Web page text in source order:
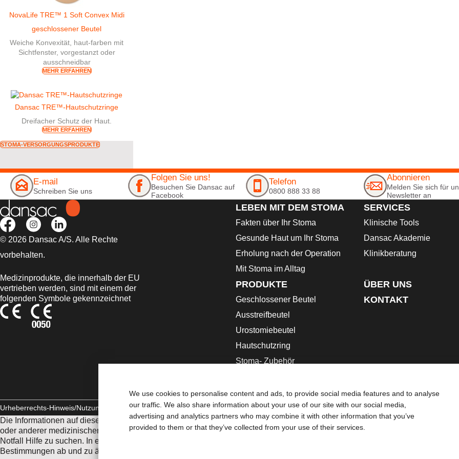
We use cookies to personalise content and ads, to provide social media features and to analyse
our traffic. We also share information about your use of our site with our social media,
advertising and analytics partners who may combine it with other information that you’ve
provided to them or that they’ve collected from your use of their services.
NovaLife TRE™ 1 Soft Convex Midi
geschlossener Beutel
Weiche Konvexität, haut-farben mit
Sichtfenster, vorgestanzt oder
ausschneidbar
MEHR ERFAHREN
Dansac TRE™-Hautschutzringe
Dreifacher Schutz der Haut.
MEHR ERFAHREN
STOMA-VERSORGUNGSPRODUKTE
E-mail
Schreiben Sie uns
Folgen Sie uns!
Besuchen Sie Dansac auf
Facebook
Telefon
0800 888 33 88
Abonnieren
Melden Sie sich für
Newsletter an
© 2026 Dansac A/S. Alle Rechte
vorbehalten.
Medizinprodukte, die innerhalb der EU
vertrieben werden, sind mit einem der
folgenden Symbole gekennzeichnet
LEBEN MIT DEM STOMA
Fakten über Ihr Stoma
Gesunde Haut um Ihr Stoma
Erholung nach der Operation
Mit Stoma im Alltag
SERVICES
Klinische Tools
Dansac Akademie
Klinikberatung
PRODUKTE
Geschlossener Beutel
Ausstreifbeutel
Urostomiebeutel
Hautschutzring
Stoma- Zubehör
Sicherheitsdatenblätter
ÜBER UNS
KONTAKT
Urheberrechts-Hinweis/Nutzungsbedingungen AGB Impressum Datenschutz-Bestimmungen Umgang mit Cookies
Die Informationen auf dieser Website sind nicht als medizinische Beratung gedacht und sollen die Empfehlungen Ihres eigenen
oder anderer medizinischer Fachkräfte nicht ersetzen. Diese Website sollte auch nicht dazu verwendet werden, in einem
Notfall Hilfe zu suchen. In einem medizinischen Notfall sollten Sie sich sofort persönlich in ärztliche Behandlung begeben. Da
Bestimmungen ab und zu ändern, besuchen Sie bitte unsere Internetseite für die aktuellsten Informationen.